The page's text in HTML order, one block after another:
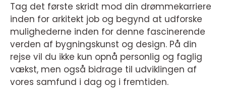
Tag det første skridt mod din drømmekarriere
inden for arkitekt job og begynd at udforske
mulighederne inden for denne fascinerende
verden af bygningskunst og design. På din
rejse vil du ikke kun opnå personlig og faglig
vækst, men også bidrage til udviklingen af
vores samfund i dag og i fremtiden.